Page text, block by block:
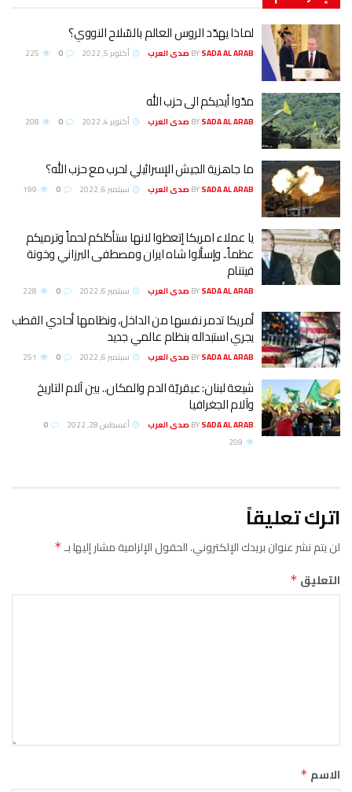
لماذا يهدّد الروس العالم بالسّلاح النووي؟
BYSADA AL ARAB صدى العرب أكتوبر 5, 2022
مدّوا أيديكم الى حزب الله
BYSADA AL ARAB صدى العرب أكتوبر 4, 2022
ما جاهزية الجيش الإسرائيلي لحرب مع حزب الله؟
BYSADA AL ARAB صدى العرب سبتمبر 6, 2022
يا عملاء امريكا إتعظوا لانها ستأكلكم لحماً وترميكم
عظماً.. وإسألوا شاه ايران ومصطفى البرزاني وخونة
فيتنام
BYSADA AL ARAB صدى العرب سبتمبر 6, 2022
أمريكا تدمر نفسها من الداخل، ونظامها أحادي القطب
يجري استبداله بنظام عالمي جديد
BYSADA AL ARAB صدى العرب سبتمبر 6, 2022
شيعة لبنان: عبقريّة الدم والمكان.. بين آلام التاريخ
وآلام الجغرافيا
BYSADA AL ARAB صدى العرب أغسطس 28, 2022
اترك تعليقاً
لن يتم نشر عنوان بريدك الإلكتروني.الحقول الإلزامية مشار إليها بـ*
التعليق *
الاسم *